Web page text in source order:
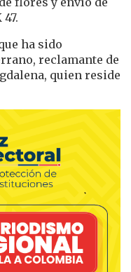
ha sido
reclamante de
quien reside